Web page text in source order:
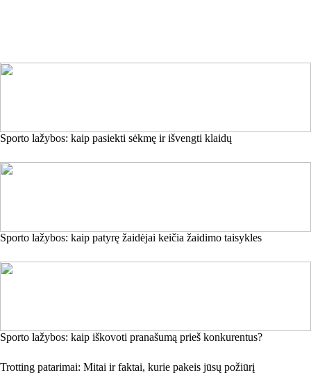
Sporto lažybos: kaip pasiekti sėkmę ir išvengti klaidų
Sporto lažybos: kaip patyrę žaidėjai keičia žaidimo taisykles
Sporto lažybos: kaip iškovoti pranašumą prieš konkurentus?
Trotting patarimai: Mitai ir faktai, kurie pakeis jūsų požiūrį